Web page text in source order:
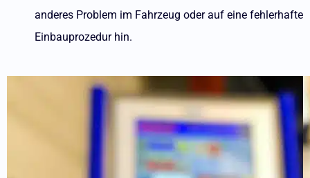
anderes Problem im Fahrzeug oder auf eine fehlerhafte
Einbauprozedur hin.